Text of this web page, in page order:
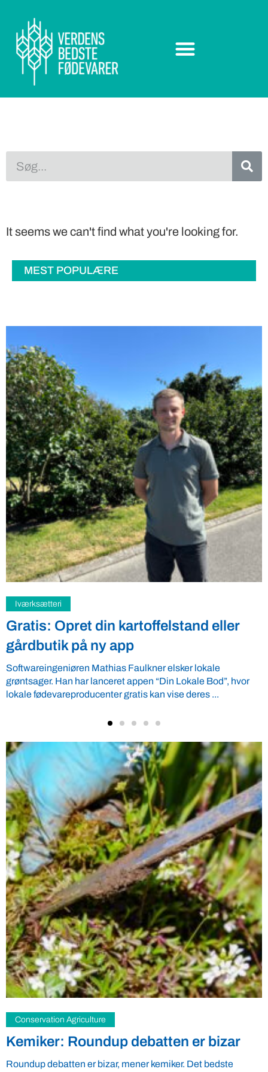
It seems we can't find what you're looking for.
MEST POPULÆRE
Samfund
Fredspligt giver landmænd strategisk
fordel
Arbejdsgiverforeningen GLS-A tilbyder ordnede forhold, som
giver ro i maven til landmænd – også i usikre tider. VBF byder
velkommen ...
Dyrevelfærd
Hør hvordan man avler 100 ton larver
om dagen